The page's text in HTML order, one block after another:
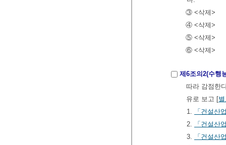
③ <삭제>
④ <삭제>
⑤ <삭제>
⑥ <삭제>
제6조의2(수행
따라 감점한
유로 보고 [
1.
「건설산
2.
「건설산
3.
「건설산